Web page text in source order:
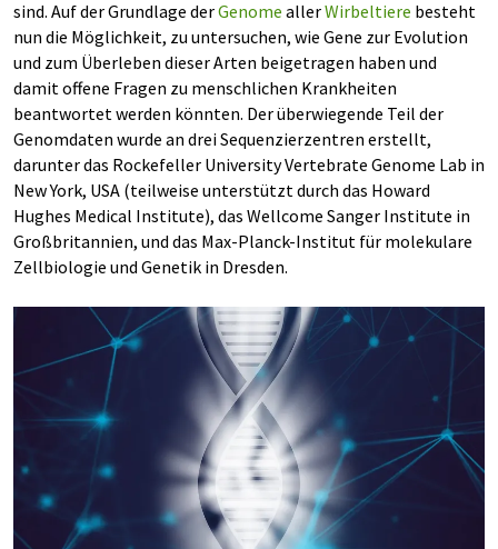
sind. Auf der Grundlage derGenome allerWirbeltiere besteht
nun die Möglichkeit, zu untersuchen, wie Gene zur Evolution
und zum Überleben dieser Arten beigetragen haben und
damit offene Fragen zu menschlichen Krankheiten
beantwortet werden könnten. Der überwiegende Teil der
Genomdaten wurde an drei Sequenzierzentren erstellt,
darunter das Rockefeller University Vertebrate Genome Lab in
New York, USA (teilweise unterstützt durch das Howard
Hughes Medical Institute), das Wellcome Sanger Institute in
Großbritannien, und das Max-Planck-Institut für molekulare
Zellbiologie und Genetik in Dresden.